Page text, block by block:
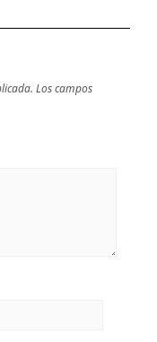
Los campos